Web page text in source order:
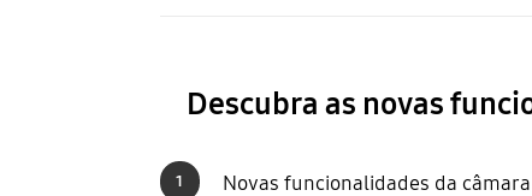
Descubra as novas
1
Novas funcionalidades da